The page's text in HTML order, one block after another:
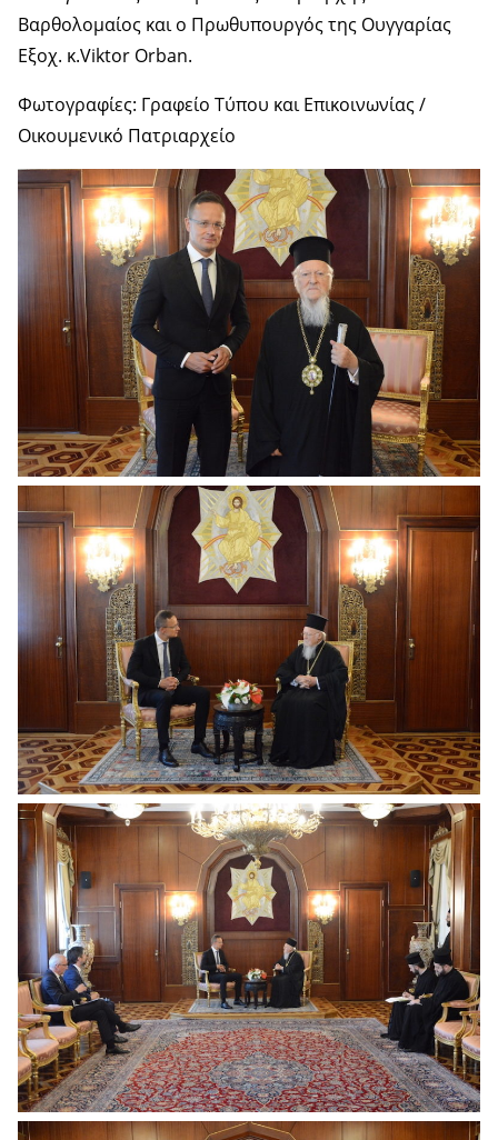
Βαρθολομαίος και ο Πρωθυπουργός της Ουγγαρίας
Εξοχ. κ.Viktor Orban.
Φωτογραφίες: Γραφείο Τύπου και Επικοινωνίας /
Οικουμενικό Πατριαρχείο